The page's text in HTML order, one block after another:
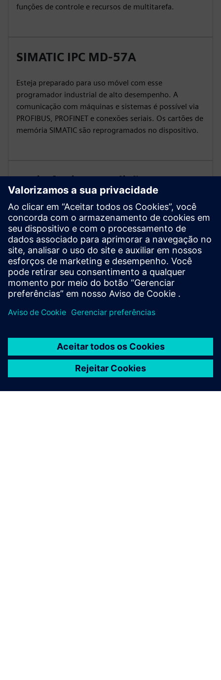
funções de controle e recursos de multitarefa.
SIMATIC IPC MD-57A
Esteja preparado para uso móvel com esse
programador industrial de alto desempenho. A
comunicação com máquinas e sistemas é possível via
PROFIBUS, PROFINET e conexões seriais. Os cartões de
memória SIMATIC são reprogramados no dispositivo.
Resistência a condições
extremas
Alto grau de proteção (IP65), padrão MIL-STD-810H
para um bom desempenho em condições extremas. O
tablet PC industrial foi projetado para temperaturas
operacionais de -20 a +60 °C (no modo adaptador).